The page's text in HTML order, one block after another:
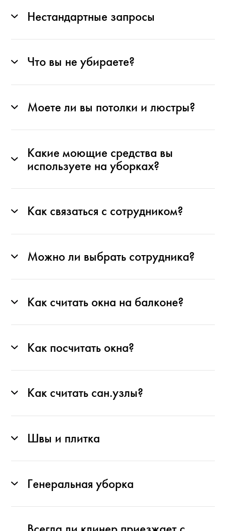
Нестандартные запросы
Что вы не убираете?
Моете ли вы потолки и люстры?
Какие моющие средства вы
используете на уборках?
Как связаться с сотрудником?
Можно ли выбрать сотрудника?
Как считать окна на балконе?
Как посчитать окна?
Как считать сан.узлы?
Швы и плитка
Генеральная уборка